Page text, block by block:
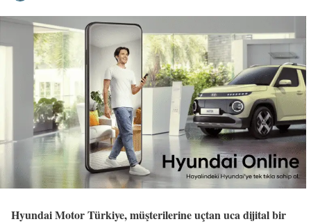
Hyundai Motor Türkiye, müşterilerine uçtan uca dijital bir